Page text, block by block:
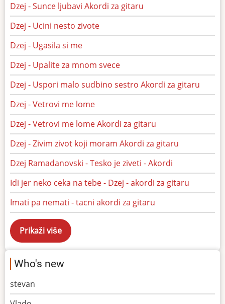
Dzej - Sunce ljubavi Akordi za gitaru
Dzej - Ucini nesto zivote
Dzej - Ugasila si me
Dzej - Upalite za mnom svece
Dzej - Uspori malo sudbino sestro Akordi za gitaru
Dzej - Vetrovi me lome
Dzej - Vetrovi me lome Akordi za gitaru
Dzej - Zivim zivot koji moram Akordi za gitaru
Dzej Ramadanovski - Tesko je ziveti - Akordi
Idi jer neko ceka na tebe - Dzej - akordi za gitaru
Imati pa nemati - tacni akordi za gitaru
Who's new
stevan